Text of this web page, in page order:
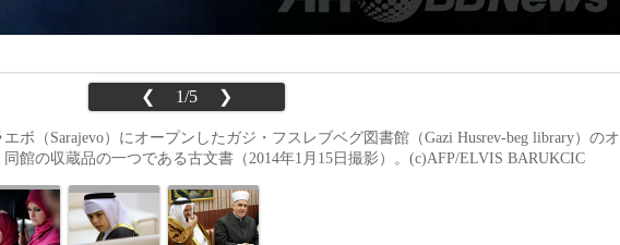
❮ 1/5 ❯
ボ（Sarajevo）にオープンしたガジ・フスレブベグ図書館（Gazi Husrev-beg library）のオ
館の収蔵品の一つである古文書（2014年1月15日撮影）。(c)AFP/ELVIS BARUKCIC